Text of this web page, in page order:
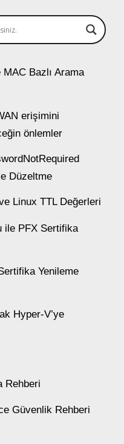
Bazlı Arama
erişimini
önlemler
Düzeltme
Linux TTL Değerleri
ile PFX Sertifika
Yenileme
Hyper-V’ye
Rehberi
Güvenlik Rehberi